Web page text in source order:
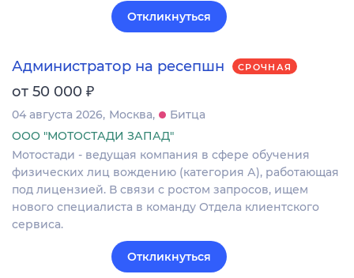
Откликнуться
Администратор на ресепшн СРОЧНАЯ
от 50 000 ₽
04 августа 2026 Москва
Битца
ООО "МОТОСТАДИ ЗАПАД"
Мотостади - ведущая компания в сфере обучения
физических лиц вождению (категория А), работающая
под лицензией. В связи с ростом запросов, ищем
нового специалиста в команду Отдела клиентского
сервиса.
Откликнуться